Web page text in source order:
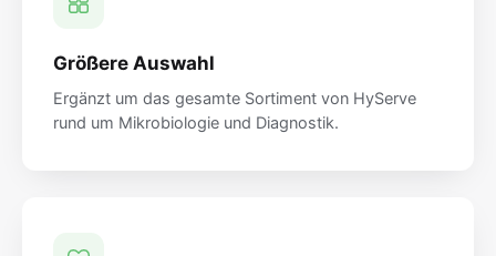
Größere Auswahl
Ergänzt um das gesamte Sortiment von HyServe
rund um Mikrobiologie und Diagnostik.